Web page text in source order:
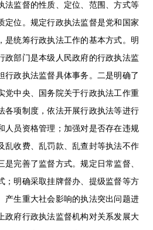
监督的性质、定位、范围、方式等
定位。规定行政执法监督是党和国家
是统筹行政执法工作的基本方式。明
政部门是本级人民政府的行政执法监
行政执法监督具体事务。二是明确了
党中央、国务院关于行政执法工作重
各项制度，依法开展行政执法等进行
人员资格管理；加强对是否存在违规
乱收费、乱罚款、乱查封等执法不作
是完善了监督方式。规定日常监督、
；明确采取挂牌督办、提级监督等方
产生重大社会影响的执法突出问题进
政府行政执法监督机构对关系发展大